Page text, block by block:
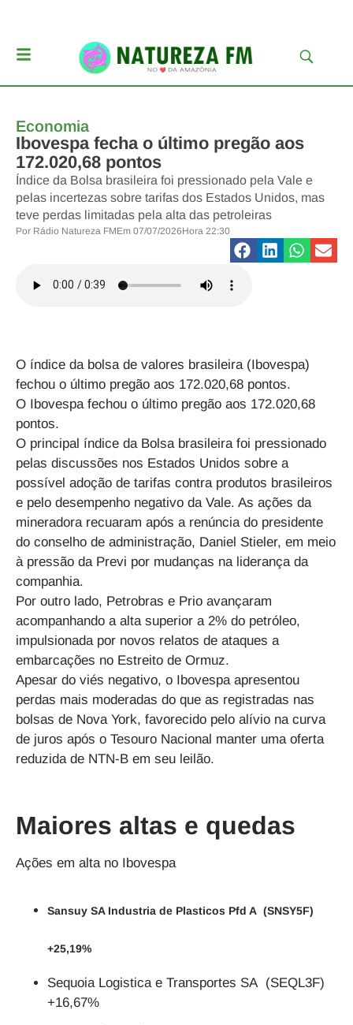
Economia
Ibovespa fecha o último pregão aos
172.020,68 pontos
Índice da Bolsa brasileira foi pressionado pela Vale e
pelas incertezas sobre tarifas dos Estados Unidos, mas
teve perdas limitadas pela alta das petroleiras
Por Rádio Natureza FMEm 07/07/2026Hora 22:30
O índice da bolsa de valores brasileira (Ibovespa)
fechou o último pregão aos 172.020,68 pontos.
O Ibovespa fechou o último pregão aos 172.020,68
pontos.
O principal índice da Bolsa brasileira foi pressionado
pelas discussões nos Estados Unidos sobre a
possível adoção de tarifas contra produtos brasileiros
e pelo desempenho negativo da Vale. As ações da
mineradora recuaram após a renúncia do presidente
do conselho de administração, Daniel Stieler, em meio
à pressão da Previ por mudanças na liderança da
companhia.
Por outro lado, Petrobras e Prio avançaram
acompanhando a alta superior a 2% do petróleo,
impulsionada por novos relatos de ataques a
embarcações no Estreito de Ormuz.
Apesar do viés negativo, o Ibovespa apresentou
perdas mais moderadas do que as registradas nas
bolsas de Nova York, favorecido pelo alívio na curva
de juros após o Tesouro Nacional manter uma oferta
reduzida de NTN-B em seu leilão.
Maiores altas e quedas
Ações em alta no Ibovespa
Sansuy SA Industria de Plasticos Pfd A (SNSY5F)
+25,19%
Sequoia Logistica e Transportes SA (SEQL3F)
+16,67%